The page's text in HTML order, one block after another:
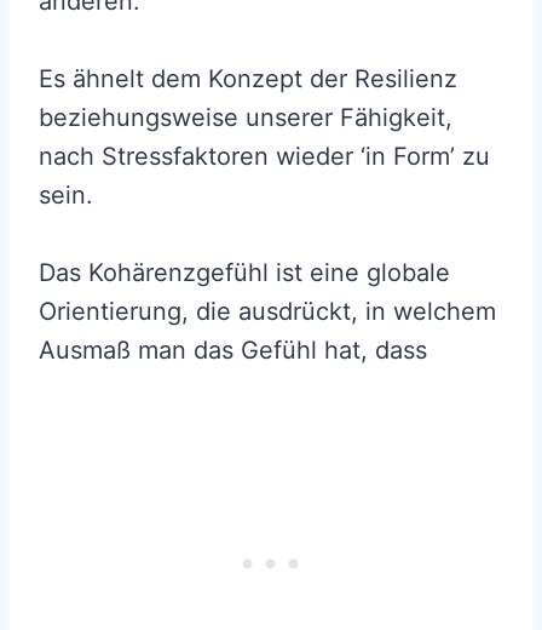
Es ähnelt dem Konzept der Resilienz
beziehungsweise unserer Fähigkeit,
nach Stressfaktoren wieder ‘in Form’ zu
sein.
Das Kohärenzgefühl ist eine globale
Orientierung, die ausdrückt, in welchem
Ausmaß man das Gefühl hat, dass